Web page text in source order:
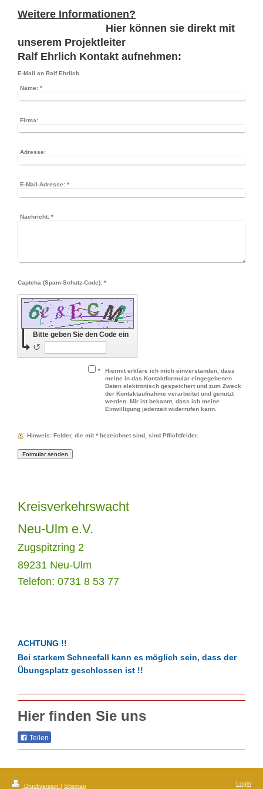
Weitere Informationen?
Hier können sie direkt mit
unserem Projektleiter
Ralf Ehrlich Kontakt aufnehmen:
E-Mail an Ralf Ehrlich
Name:*
Firma:
Adresse:
E-Mail-Adresse:*
Nachricht:*
Captcha (Spam-Schutz-Code): *
Bitte geben Sie den Code ein
↺
*
Hiermit erkläre ich mich einverstanden, dass
meine in das Kontaktformular eingegebenen
Daten elektronisch gespeichert und zum Zweck
der Kontaktaufnahme verarbeitet und genutzt
werden. Mir ist bekannt, dass ich meine
Einwilligung jederzeit widerrufen kann.
Hinweis : Felder, die mit * bezeichnet sind, sind Pflichtfelder.
Kreisverkehrswacht
Neu-Ulm e.V.
Zugspitzring 2
89231 Neu-Ulm
Telefon: 0731 8 53 77
ACHTUNG !!
Bei starkem Schneefall kann es möglich sein, dass der
Übungsplatz geschlossen ist !!
Hier finden Sie uns
Teilen
Druckversion | Sitemap
Login